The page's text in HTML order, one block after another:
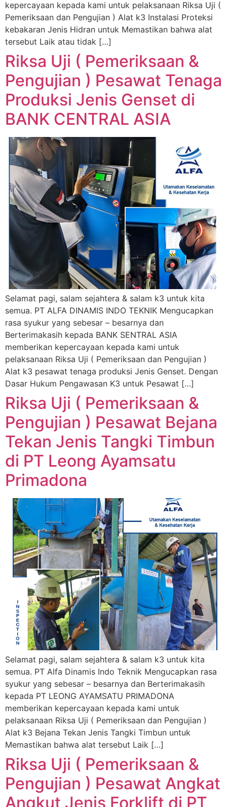
kepercayaan kepada kami untuk pelaksanaan Riksa Uji (
Pemeriksaan dan Pengujian ) Alat k3 Instalasi Proteksi
kebakaran Jenis Hidran untuk Memastikan bahwa alat
tersebut Laik atau tidak […]
Riksa Uji ( Pemeriksaan &
Pengujian ) Pesawat Tenaga
Produksi Jenis Genset di
BANK CENTRAL ASIA
Selamat pagi, salam sejahtera & salam k3 untuk kita
semua. PT ALFA DINAMIS INDO TEKNIK Mengucapkan
rasa syukur yang sebesar – besarnya dan
Berterimakasih kepada BANK SENTRAL ASIA
memberikan kepercayaan kepada kami untuk
pelaksanaan Riksa Uji ( Pemeriksaan dan Pengujian )
Alat k3 pesawat tenaga produksi Jenis Genset. Dengan
Dasar Hukum Pengawasan K3 untuk Pesawat […]
Riksa Uji ( Pemeriksaan &
Pengujian ) Pesawat Bejana
Tekan Jenis Tangki Timbun
di PT Leong Ayamsatu
Primadona
Selamat pagi, salam sejahtera & salam k3 untuk kita
semua. PT Alfa Dinamis Indo Teknik Mengucapkan rasa
syukur yang sebesar – besarnya dan Berterimakasih
kepada PT LEONG AYAMSATU PRIMADONA
memberikan kepercayaan kepada kami untuk
pelaksanaan Riksa Uji ( Pemeriksaan dan Pengujian )
Alat k3 Bejana Tekan Jenis Tangki Timbun untuk
Memastikan bahwa alat tersebut Laik […]
Riksa Uji ( Pemeriksaan &
Pengujian ) Pesawat Angkat
Angkut Jenis Forklift di PT